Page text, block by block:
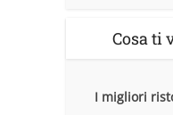
Cosa ti
I migliori